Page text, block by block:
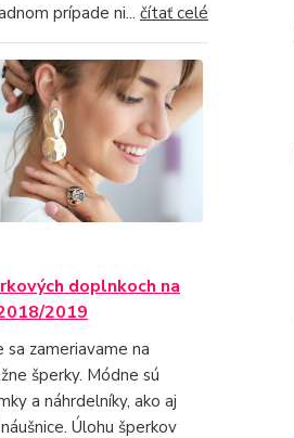
prípade ni... čítať celé
doplnkoch na
2019
zameriavame na
šperky. Módne sú
a náhrdelníky, ako aj
Úlohu šperkov